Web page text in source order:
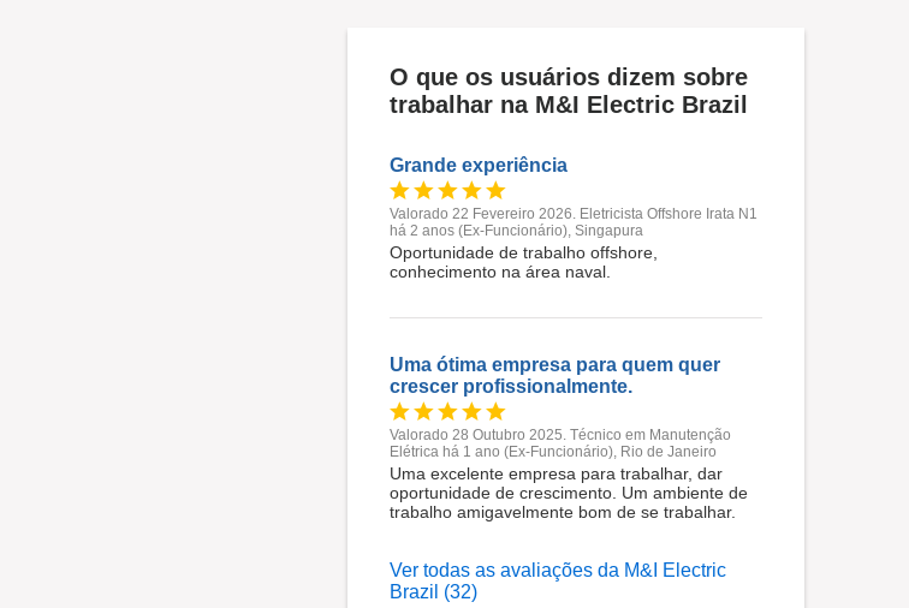
O que os usuários dizem sobre
trabalhar na M&I Electric Brazil
Grande experiência
Valorado 22 Fevereiro 2026. Eletricista Offshore Irata N1
há 2 anos (Ex-Funcionário), Singapura
Oportunidade de trabalho offshore,
conhecimento na área naval.
Uma ótima empresa para quem quer
crescer profissionalmente.
Valorado 28 Outubro 2025. Técnico em Manutenção
Elétrica há 1 ano (Ex-Funcionário), Rio de Janeiro
Uma excelente empresa para trabalhar, dar
oportunidade de crescimento. Um ambiente de
trabalho amigavelmente bom de se trabalhar.
Ver todas as avaliações da M&I Electric
Brazil (32)